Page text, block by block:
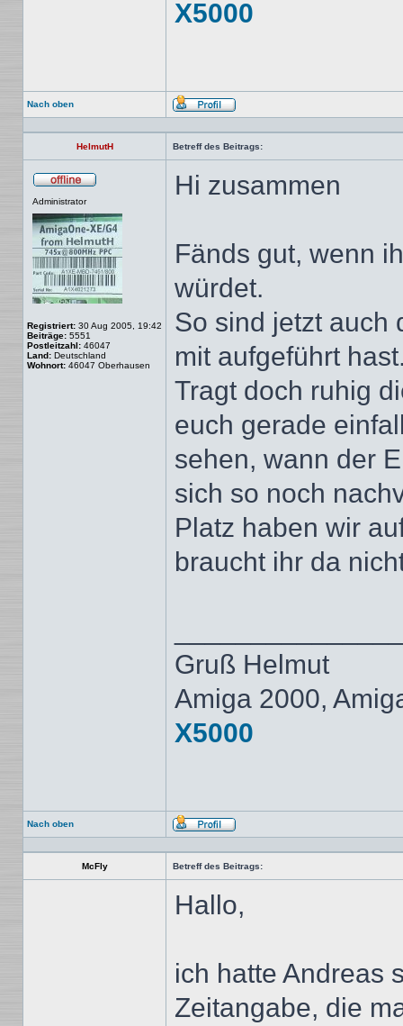
X5000
Nach oben
Profil
HelmutH Betreff des Beitrags:
Administrator
Registriert: 30 Aug 2005, 19:42
Beiträge: 5551
Postleitzahl: 46047
Land: Deutschland
Wohnort: 46047 Oberhausen
Hi zusammen
Fänds gut, wenn
würdet.
So sind jetzt auch
mit aufgeführt
Tragt doch ruhig
euch gerade
sehen, wann der
sich so noch
Platz haben wir
braucht ihr da
Gruß Helmut
Amiga 2000,
X5000
Nach oben
Profil
McFly Betreff des Beitrags:
Hallo,
ich hatte Andreas
Zeitangabe, die